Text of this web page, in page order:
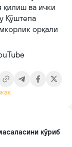
қилиш ва ички
Қўштепа
орқали
кўриб